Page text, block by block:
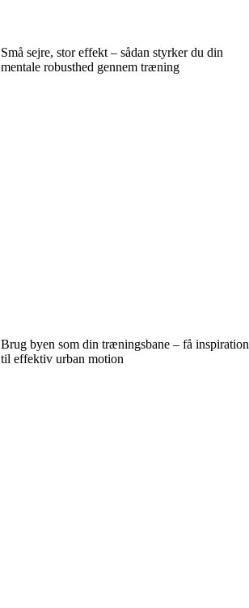
Små sejre, stor effekt – sådan styrker du din
mentale robusthed gennem træning
Brug byen som din træningsbane – få inspiration
til effektiv urban motion